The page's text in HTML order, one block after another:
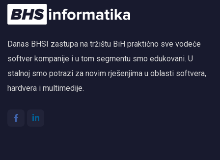
Danas BHSI zastupa na tržištu BiH praktično sve vodeće
softver kompanije i u tom segmentu smo edukovani. U
stalnoj smo potrazi za novim rješenjima u oblasti softvera,
hardvera i multimedije.